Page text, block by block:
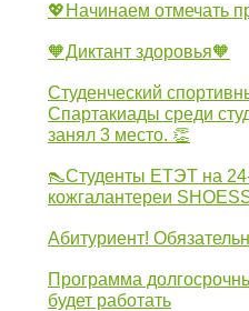
💖Начинаем отмечать
🧡Диктант здоровья🧡
Студенческий
Спартакиады среди
занял 3 место. 👏
👠Студенты ЕТЭТ на
кожгалантереи
Абитуриент!
Программа
будет работать